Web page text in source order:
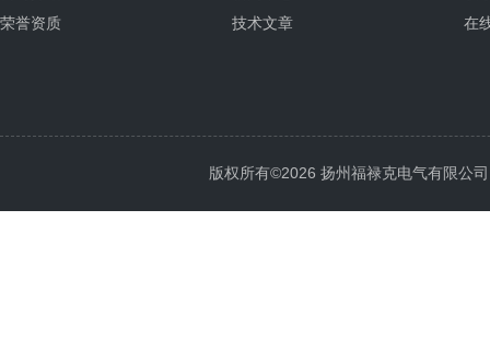
荣誉资质
技术文章
在
版权所有©2026 扬州福禄克电气有限公